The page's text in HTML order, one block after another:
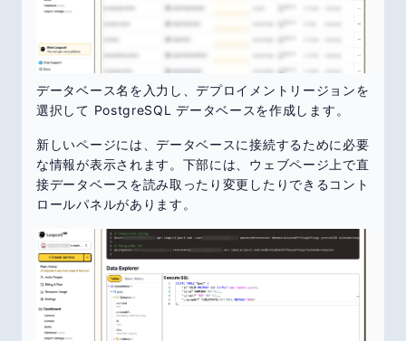
データベース名を入力し、デプロイメントリージョンを
選択して PostgreSQL データベースを作成します。
新しいページには、データベースに接続するために必要
な情報が表示されます。下部には、ウェブページ上で直
接データベースを読み取ったり変更したりできるコント
ロールパネルがあります。